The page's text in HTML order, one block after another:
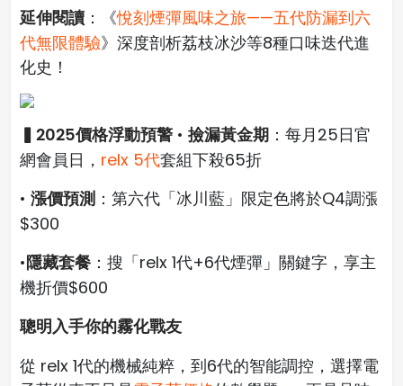
延伸閱讀 ：《悅刻煙彈風味之旅——五代防漏到六
代無限體驗》深度剖析荔枝冰沙等8種口味迭代進
化史！
▍2025價格浮動預警 • 撿漏黃金期 ：每月25日官
網會員日， relx 5代套組下殺65折
• 漲價預測 ：第六代「冰川藍」限定色將於Q4調漲
$300
•隱藏套餐 ：搜「relx 1代+6代煙彈」關鍵字，享主
機折價$600
聰明入手你的霧化戰友
從 relx 1代的機械純粹，到6代的智能調控，選擇電